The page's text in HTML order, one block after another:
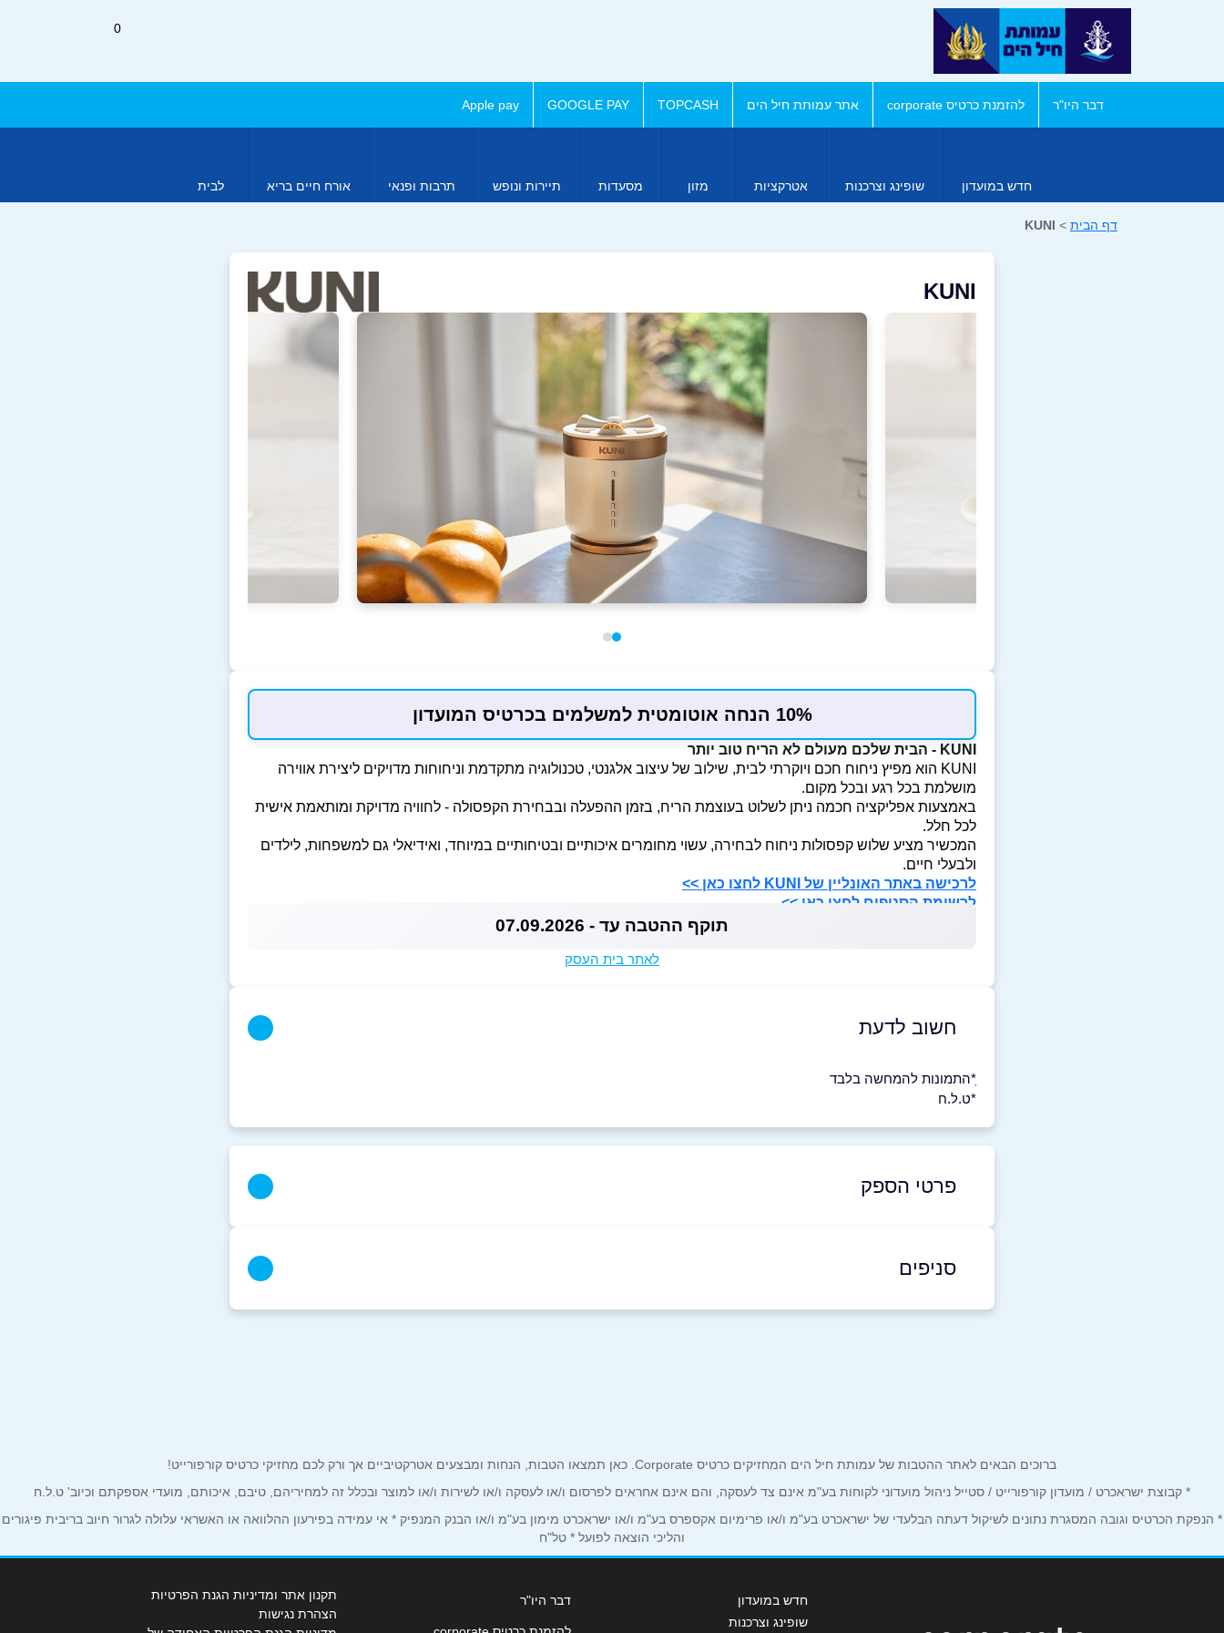
0
דבר היו"ר להזמנת כרטיס corporate אתר עמותת חיל הים TOPCASH
GOOGLE PAY
Apple pay
חדש במועדון שופינג וצרכנות אטרקציות מזון מסעדות תיירות ונופש תרבות ופנאי אורח חיים בריא לבית
דף הבית >
KUNI
KUNI
10% הנחה אוטומטית למשלמים בכרטיס המועדון
KUNI - הבית שלכם מעולם לא הריח טוב יותר
KUNI הוא מפיץ ניחוח חכם ויוקרתי לבית, שילוב של עיצוב אלגנטי, טכנולוגיה מתקדמת וניחוחות מדויקים ליצירת אווירה
מושלמת בכל רגע ובכל מקום.
באמצעות אפליקציה חכמה ניתן לשלוט בעוצמת הריח, בזמן ההפעלה ובבחירת הקפסולה - לחוויה מדויקת ומותאמת אישית
לכל חלל.
המכשיר מציע שלוש קפסולות ניחוח לבחירה, עשוי מחומרים איכותיים ובטיחותיים במיוחד, ואידיאלי גם למשפחות, לילדים
ולבעלי חיים.
לרכישה באתר האונליין של KUNI לחצו כאן >>
לרשימת הסניפים לחצו כאן >>
תוקף ההטבה עד - 07.09.2026
לאתר בית העסק
חשוב לדעת
ָ*התמונות להמחשה בלבד
*ט.ל.ח
פרטי הספק
באתר
נושא*
אנא חזרו אלי בקשר ל...
הודעה*
סניפים
באר שבע אשדוד חיפה
הלל 301
יצחק רבין 53
לב העיר 2
050-6114141
ברוכים הבאים לאתר ההטבות של עמותת חיל הים המחזיקים כרטיס Corporate. כאן תמצאו הטבות, הנחות ומבצעים אטרקטיביים אך ורק לכם מחזיקי כרטיס קורפורייט!
* קבוצת ישראכרט / מועדון קורפורייט / סטייל ניהול מועדוני לקוחות בע"מ אינם צד לעסקה, והם אינם אחראים לפרסום ו/או לעסקה ו/או לשירות ו/או למוצר ובכלל זה למחיריהם, טיבם, איכותם, מועדי אספקתם וכיוב' ט.ל.ח
* הנפקת הכרטיס וגובה המסגרת נתונים לשיקול דעתה הבלעדי של ישראכרט בע"מ ו/או פרימיום אקספרס בע"מ ו/או ישראכרט מימון בע"מ ו/או הבנק המנפיק * אי עמידה בפירעון ההלוואה או האשראי עלולה לגרור חיוב בריבית פיגורים
והליכי הוצאה לפועל * טל"ח
חדש במועדון
שופינג וצרכנות
דבר היו"ר
תקנון אתר ומדיניות הגנת הפרטיות
הצהרת נגישות